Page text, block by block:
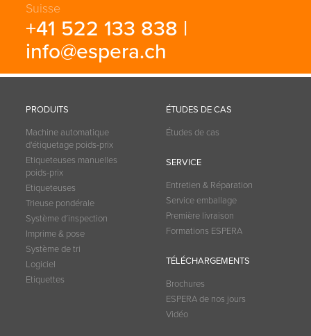
Suisse
+41 522 133 838 |
info@espera.ch
PRODUITS
Machine automatique
d'étiquetage poids-prix
Etiqueteuses manuelles
poids-prix
Etiqueteuses
Trieuse pondérale
Système d´inspection
Imprime & pose
Système de tri
Logiciel
Etiquettes
ÉTUDES DE CAS
Études de cas
SERVICE
Entretien & Réparation
Service emballage
Première livraison
Formations ESPERA
TÉLÉCHARGEMENTS
Brochures
ESPERA de nos jours
Vidéo